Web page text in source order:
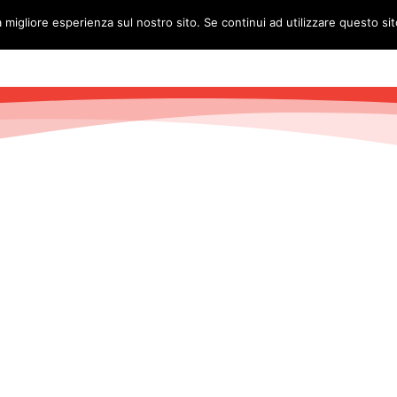
HOME L’IDEA 5×1000
esperienza sul nostro sito. Se continui ad utilizzare questo